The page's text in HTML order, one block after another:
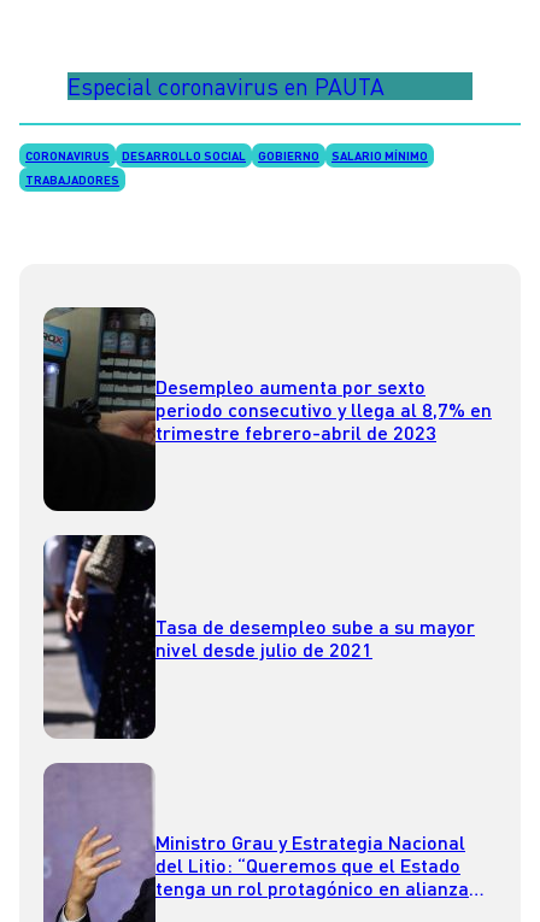
Especial coronavirus en PAUTA
CORONAVIRUS DESARROLLO SOCIAL GOBIERNO
SALARIO MÍNIMO
TRABAJADORES
Desempleo aumenta por sexto
periodo consecutivo y llega al 8,7% en
trimestre febrero-abril de 2023
Tasa de desempleo sube a su mayor
nivel desde julio de 2021
Ministro Grau y Estrategia Nacional
del Litio: “Queremos que el Estado
tenga un rol protagónico en alianza